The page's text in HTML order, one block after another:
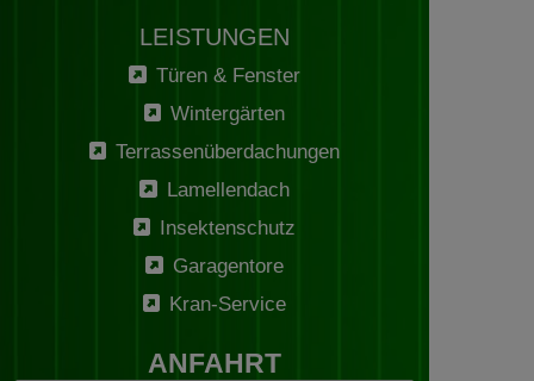
LEISTUNGEN
Türen & Fenster
Wintergärten
Terrassenüberdachungen
Lamellendach
Insektenschutz
Garagentore
Kran-Service
ANFAHRT